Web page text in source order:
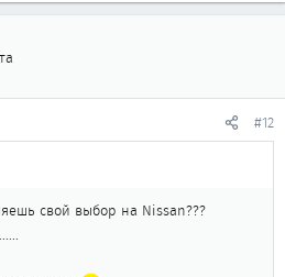
#12
свой выбор на Nissan???